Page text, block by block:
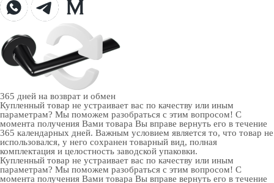
365 дней на возврат и обмен
Купленный товар не устраивает вас по качеству или иным
параметрам? Мы поможем разобраться с этим вопросом! С
момента получения Вами товара Вы вправе вернуть его в течение
365 календарных дней. Важным условием является то, что товар не
использовался, у него сохранен товарный вид, полная
комплектация и целостность заводской упаковки.
Купленный товар не устраивает вас по качеству или иным
параметрам? Мы поможем разобраться с этим вопросом! С
момента получения Вами товара Вы вправе вернуть его в течение